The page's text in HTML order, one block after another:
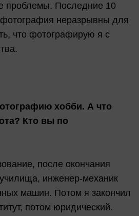
проблемы. Последние 10
неразрывны для
что фотографирую я с
хобби. А что
Кто вы по
после окончания
инженер-механик
машин. Потом я закончил
потом юридический.